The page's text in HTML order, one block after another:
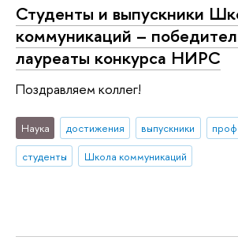
Студенты и выпускники
коммуникаций –
лауреаты конкурса НИРС
Поздравляем коллег!
Наука достижения выпускники
студенты
Школа коммуникаций